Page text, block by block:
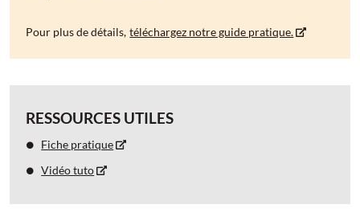
Pour plus de détails, téléchargez notre guide pratique.
RESSOURCES UTILES
Fiche pratique
Vidéo tuto